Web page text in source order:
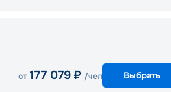
от 177 079 ₽ /чел Выбрать